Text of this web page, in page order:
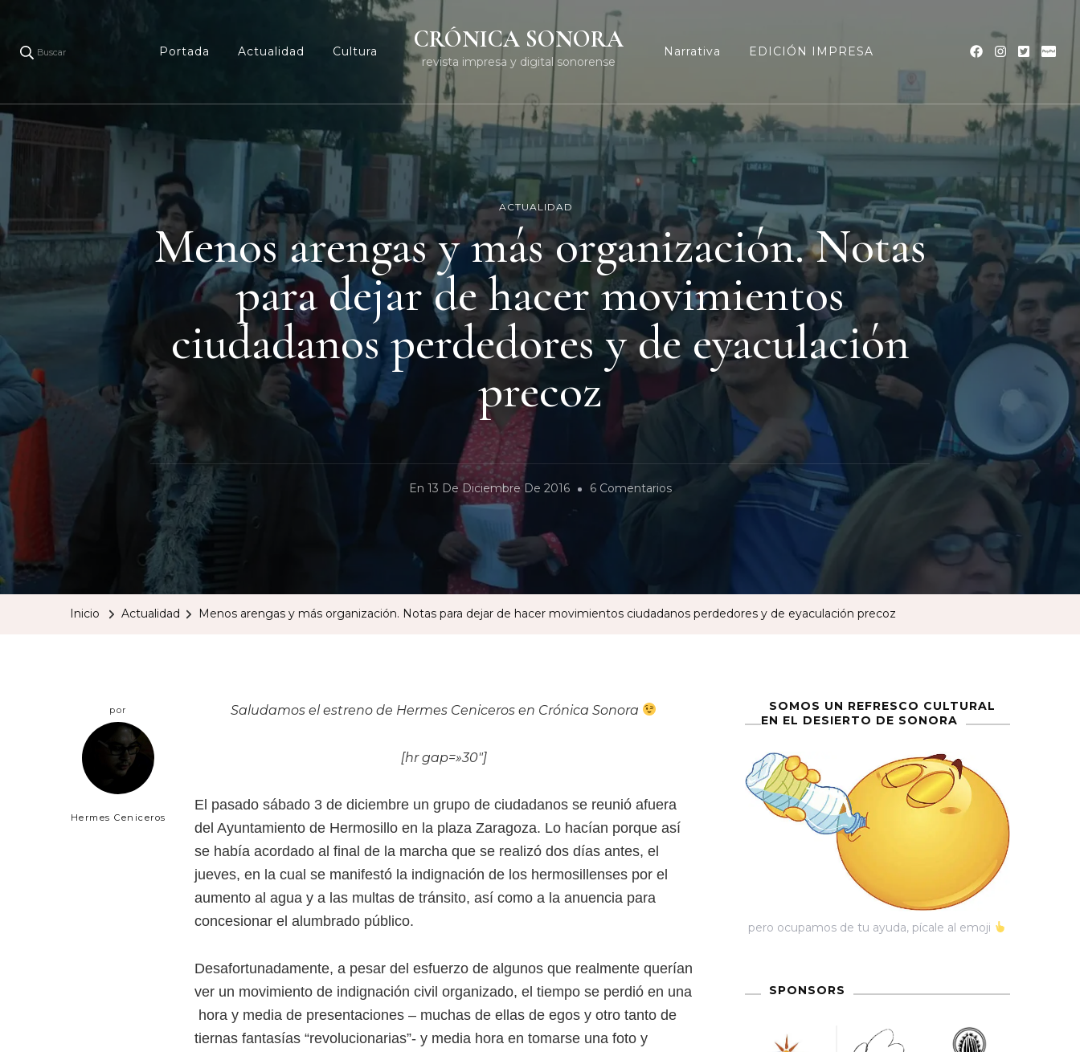
Buscar Portada Actualidad Cultura CRÓNICA SONORA
revista impresa y digital sonorense
Narrativa EDICIÓN IMPRESA
ACTUALIDAD
Menos arengas y más organización. Notas
para dejar de hacer movimientos
ciudadanos perdedores y de eyaculación
precoz
En 13 De Diciembre De 2016 6 ComentariosEn
Y
De
Inicio Actualidad Menos arengas y más organización. Notas para dejar de hacer movimientos ciudadanos perdedores y de eyaculación precoz
por
Hermes Ceniceros
Saludamos el estreno de Hermes Ceniceros en Crónica Sonora
[hr gap=»30″]
El pasado sábado 3 de diciembre un grupo de ciudadanos se reunió afuera
del Ayuntamiento de Hermosillo en la plaza Zaragoza. Lo hacían porque así
se había acordado al final de la marcha que se realizó dos días antes, el
jueves, en la cual se manifestó la indignación de los hermosillenses por el
aumento al agua y a las multas de tránsito, así como a la anuencia para
concesionar el alumbrado público.
Desafortunadamente, a pesar del esfuerzo de algunos que realmente querían
ver un movimiento de indignación civil organizado, el tiempo se perdió en una
hora y media de presentaciones – muchas de ellas de egos y otro tanto de
tiernas fantasías “revolucionarias”- y media hora en tomarse una foto y
SOMOS UN REFRESCO CULTURAL
EN EL DESIERTO DE SONORA
pero ocupamos de tu ayuda, pícale al emoji
SPONSORS